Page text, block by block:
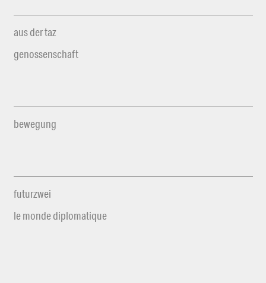
aus der taz
genossenschaft
bewegung
futurzwei
le monde diplomatique